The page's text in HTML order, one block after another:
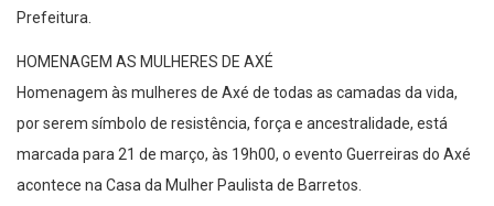
Prefeitura.
HOMENAGEM AS MULHERES DE AXÉ
Homenagem às mulheres de Axé de todas as camadas da vida,
por serem símbolo de resistência, força e ancestralidade, está
marcada para 21 de março, às 19h00, o evento Guerreiras do Axé
acontece na Casa da Mulher Paulista de Barretos.